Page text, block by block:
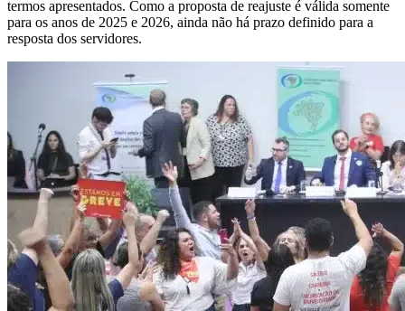
termos apresentados. Como a proposta de reajuste é válida somente
para os anos de 2025 e 2026, ainda não há prazo definido para a
resposta dos servidores.